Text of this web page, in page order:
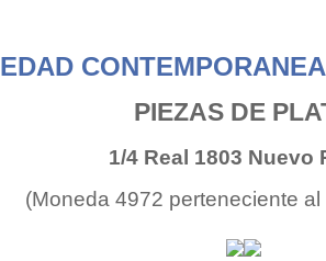
EDAD
PIEZAS DE
1/4 Real 1803 Nuevo
(Moneda 4972 perteneciente al